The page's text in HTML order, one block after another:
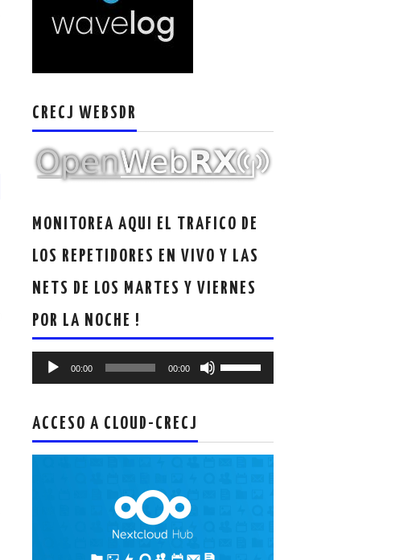
CRECJ WEBSDR
MONITOREA AQUI EL TRAFICO DE
LOS REPETIDORES EN VIVO Y LAS
NETS DE LOS MARTES Y VIERNES
POR LA NOCHE !
Reproductor
de
00:00 00:00
las
flecha
ACCESO A CLOUD-CRECJ